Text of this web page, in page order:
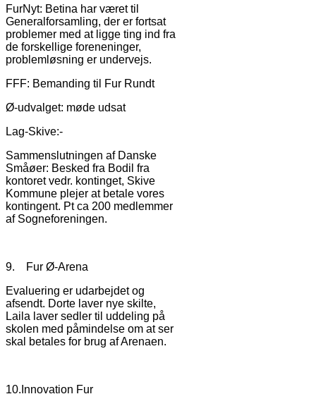
FurNyt: Betina har været til
Generalforsamling, der er fortsat
problemer med at ligge ting ind fra
de forskellige foreneninger,
problemløsning er undervejs.
FFF: Bemanding til Fur Rundt
Ø-udvalget: møde udsat
Lag-Skive:-
Sammenslutningen af Danske
Småøer: Besked fra Bodil fra
kontoret vedr. kontinget, Skive
Kommune plejer at betale vores
kontingent. Pt ca 200 medlemmer
af Sogneforeningen.
9. Fur Ø-Arena
Evaluering er udarbejdet og
afsendt. Dorte laver nye skilte,
Laila laver sedler til uddeling på
skolen med påmindelse om at ser
skal betales for brug af Arenaen.
10.Innovation Fur